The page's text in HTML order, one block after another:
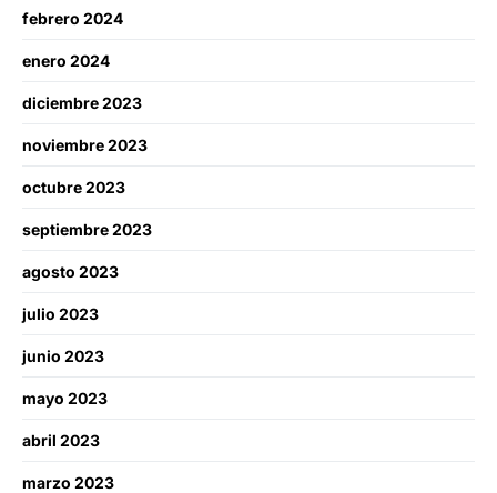
febrero 2024
enero 2024
diciembre 2023
noviembre 2023
octubre 2023
septiembre 2023
agosto 2023
julio 2023
junio 2023
mayo 2023
abril 2023
marzo 2023